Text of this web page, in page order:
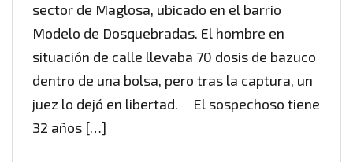
sector de Maglosa, ubicado en el barrio
Modelo de Dosquebradas. El hombre en
situación de calle llevaba 70 dosis de bazuco
dentro de una bolsa, pero tras la captura, un
juez lo dejó en libertad. El sospechoso tiene
32 años […]